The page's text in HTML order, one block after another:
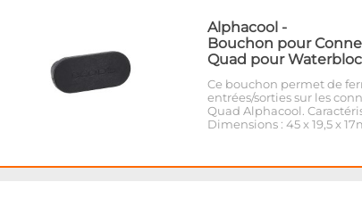
Alphacool -
Bouchon pour
Quad pour
Ce bouchon permet de
entrées/sorties sur les
Quad Alphacool.
Dimensions : 45 x 19,5 x